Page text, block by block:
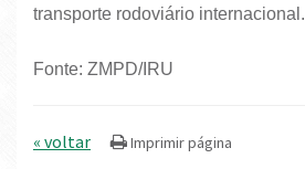
transporte rodoviário internacional.
Fonte: ZMPD/IRU
« voltar